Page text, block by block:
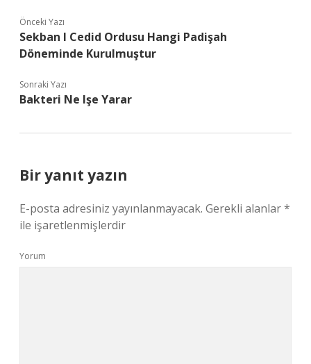
Önceki Yazı
Sekban I Cedid Ordusu Hangi Padişah
Döneminde Kurulmuştur
Sonraki Yazı
Bakteri Ne Işe Yarar
Bir yanıt yazın
E-posta adresiniz yayınlanmayacak. Gerekli alanlar*
ile işaretlenmişlerdir
Yorum